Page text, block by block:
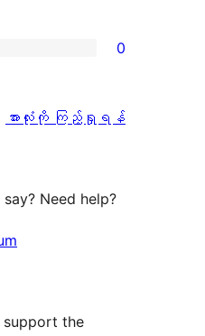
0
သုံးသပ်
အားလုံးကို ကြည့်ရှုရန်
Need help?
support the